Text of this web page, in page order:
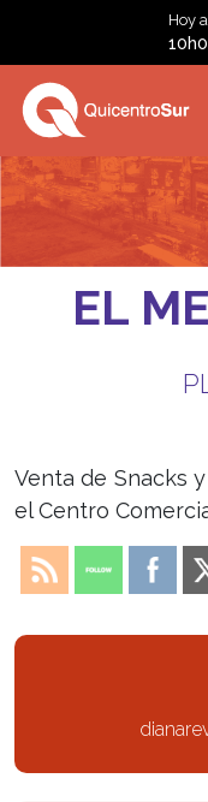
Hoy
EL
Venta de Snacks
el Centro